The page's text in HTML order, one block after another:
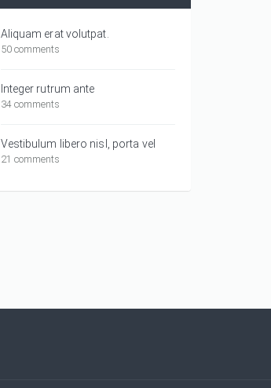
Aliquam erat volutpat.
50 comments
Integer rutrum ante
34 comments
Vestibulum libero nisl, porta vel
21 comments